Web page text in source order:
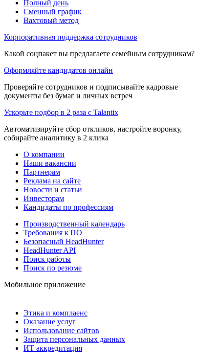
Полный день
Сменный график
Вахтовый метод
Корпоративная поддержка сотрудников
Какой соцпакет вы предлагаете семейным сотрудникам?
Оформляйте кандидатов онлайн
Проверяйте сотрудников и подписывайте кадровые
документы без бумаг и личных встреч
Ускорьте подбор в 2 раза с Talantix
Автоматизируйте сбор откликов, настройте воронку,
собирайте аналитику в 2 клика
О компании
Наши вакансии
Партнерам
Реклама на сайте
Новости и статьи
Инвесторам
Кандидаты по профессиям
Производственный календарь
Требования к ПО
Безопасный HeadHunter
HeadHunter API
Поиск работы
Поиск по резюме
Мобильное приложение
Этика и комплаенс
Оказание услуг
Использование сайтов
Защита персональных данных
ИТ аккредитация